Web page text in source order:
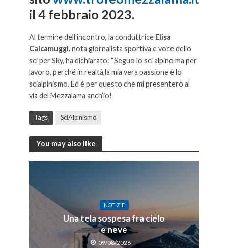
il 4 febbraio 2023.
Al termine dell’incontro, la conduttrice Elisa
Calcamuggi,nota giornalista sportiva e voce dello
sci per Sky, ha dichiarato: “Seguo lo sci alpino ma per
lavoro, perché in realtà,la mia vera passione è lo
scialpinismo. Ed è per questo che mi presenterò al
via del Mezzalama anch’io!
Tags SciAlpinismo
You may also like
NOTIZIE
Una tela sospesa fra cielo
e neve
09/08/2026